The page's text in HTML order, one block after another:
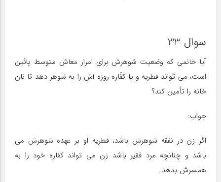
سوال 33
آیا خانمی که وضعیت شوهرش برای امرار معاش متوسط پائین
است، می تواند فطریه و یا کفّاره روزه اش را به شوهر دهد تا نان
خانه را تأمین کند؟
جواب:
اگر زن در نفقه شوهرش باشد، فطریه او بر عهده شوهرش می
باشد و چنانچه مرد فقیر باشد زن می تواند کفاره خود را به
همسرش بدهد.